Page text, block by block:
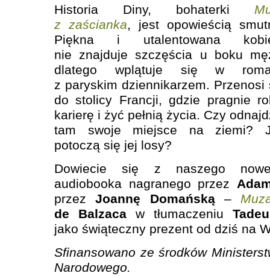
Historia Diny, bohaterki
z zaścianka, jest opowieścią
Piękna i utalentowana
nie znajduje szczęścia u boku
dlatego wplątuje się w
z paryskim dziennikarzem. Przenosi
do stolicy Francji, gdzie pragnie
karierę i żyć pełnią życia. Czy
tam swoje miejsce na ziemi?
potoczą się jej losy?
Dowiecie się z naszego
audiobooka nagranego przez
przezJoannę Domańską–
de Balzaca w tłumaczeniu
jako świąteczny prezent od dziś na
Sfinansowano ze środków
Narodowego.